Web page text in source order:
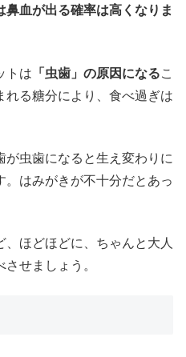
鼻血が出る確率は高くなりま
トは 「虫歯」の原因になるこ
れる糖分により、食べ過ぎは
虫歯になると生え変わりに
はみがきが不十分だとあっ
ほどほどに、ちゃんと大人
せましょう。